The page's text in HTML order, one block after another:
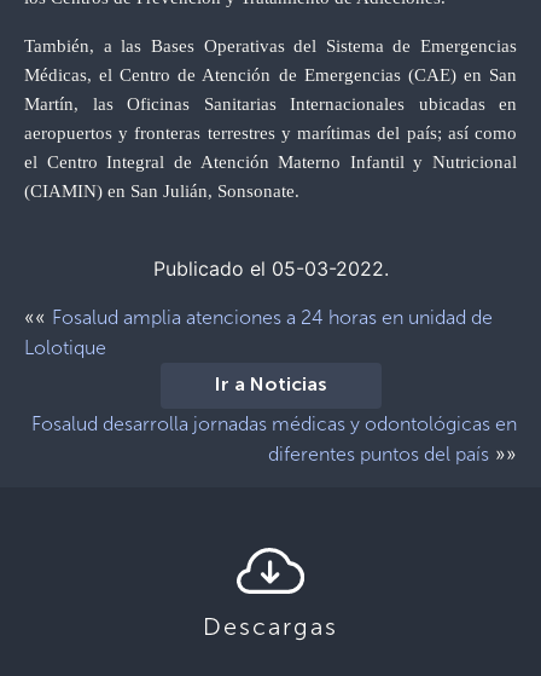
También, a las Bases Operativas del Sistema de Emergencias
Médicas, el Centro de Atención de Emergencias (CAE) en San
Martín, las Oficinas Sanitarias Internacionales ubicadas en
aeropuertos y fronteras terrestres y marítimas del país; así como
el Centro Integral de Atención Materno Infantil y Nutricional
(CIAMIN) en San Julián, Sonsonate.
Publicado el 05-03-2022.
«« Fosalud amplia atenciones a 24 horas en unidad de
Lolotique
Ir a Noticias
Fosalud desarrolla jornadas médicas y odontológicas en
diferentes puntos del país »»
Descargas